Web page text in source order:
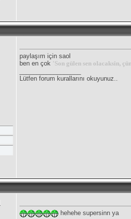
paylaşım için saol
ben en çok 'Son gülen sen olacaksin,
Lütfen forum kurallarını okuyunuz..
hehehe supersinn ya